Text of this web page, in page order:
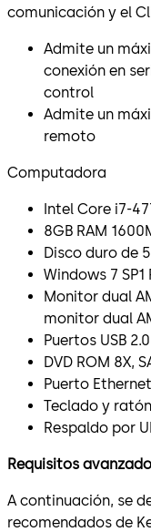
comunicación y el
Admite un
conexión en
control
Admite un
remoto
Computadora
Intel Core i7-
8GB RAM
Disco duro de
Windows 7
Monitor dual
monitor dual
Puertos USB 2.0
DVD ROM 8X,
Puerto
Teclado y ratón
Respaldo por
Requisitos
A continuación, se
recomendados de